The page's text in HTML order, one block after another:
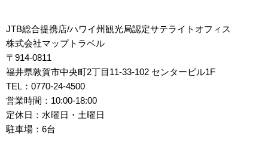
JTB総合提携店/ハワイ州観光局認定サテライトオフィス
株式会社マップトラベル
〒914-0811
福井県敦賀市中央町2丁目11-33-102 センタービル1F
TEL：0770-24-4500
営業時間：10:00-18:00
定休日：水曜日・土曜日
駐車場：6台